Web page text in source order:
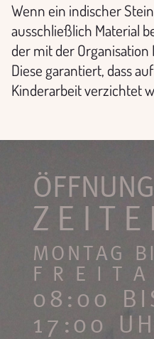
Wenn ein indischer
ausschließlich Material
der mit der
Diese garantiert, dass
Kinderarbeit verzichtet
MONTAG
08:00
17:00